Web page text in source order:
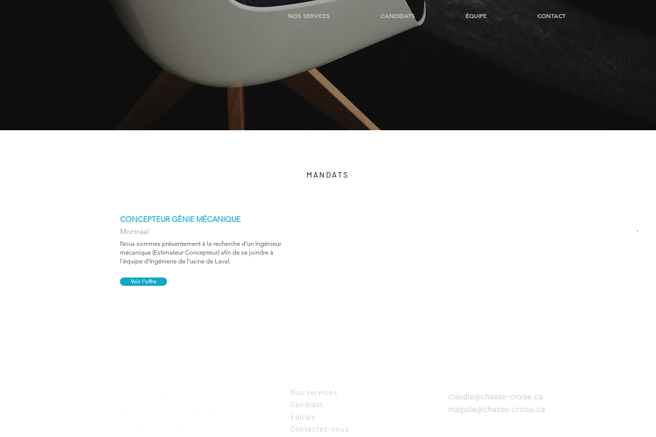
NOS SERVICES CANDIDATS ÉQUIPE CONTACT
MANDATS
CONCEPTEUR GÉNIE MÉCANIQUE
Montréal
Nous sommes présentement à la recherche d’un Ingénieur
mécanique (Estimateur Concepteur) afin de se joindre à
l’équipe d’Ingénierie de l’usine de Laval.
Voir l'offre
Nos services
Candidat
Équipe
Contactez-nous
claudie@chasse-croise.ca
magalie@chasse-croise.ca